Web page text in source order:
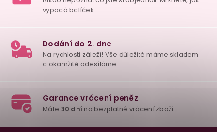
dle recenzí ověřených zakazníků